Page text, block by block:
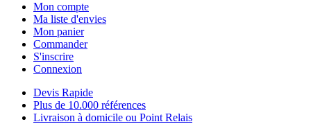
Mon compte
Ma liste d'envies
Mon panier
Commander
S'inscrire
Connexion
Devis Rapide
Plus de 10.000 références
Livraison à domicile ou Point Relais